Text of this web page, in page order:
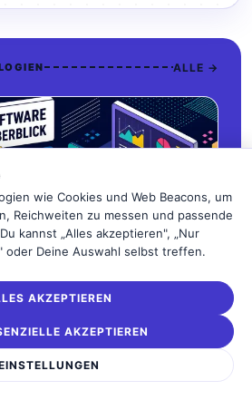
ALLE →
und Tools im
wie Cookies und Web Beacons, um
Reichweiten zu messen und passende
kannst „Alles akzeptieren", „Nur
oder Deine Auswahl selbst treffen.
AKZEPTIEREN
AKZEPTIEREN